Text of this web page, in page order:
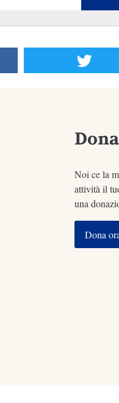
Noi ce la
attività il
una
Dona